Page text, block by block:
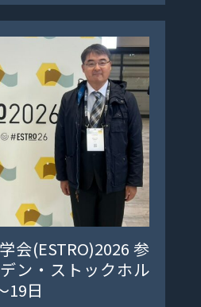
画像診断、IVR、放射線治
広く、診療科横断的に医療
路を迷っている方、放射線
ぜひお気軽にご参加くださ
予定しています。 日時：
〜19:00場所：佐賀大学医学
階 2148対象：初期臨床研修
大学放射線科の研修プログ
力、放射線科の今後・Q&A
望の方は、7月15日までに
申し込みください。 当日都
応も可能です。皆さまのご
問い合わせ佐賀大学放射線
34-2309E-mail：
会(ESTRO)2026 参
ン・ストックホル
19日